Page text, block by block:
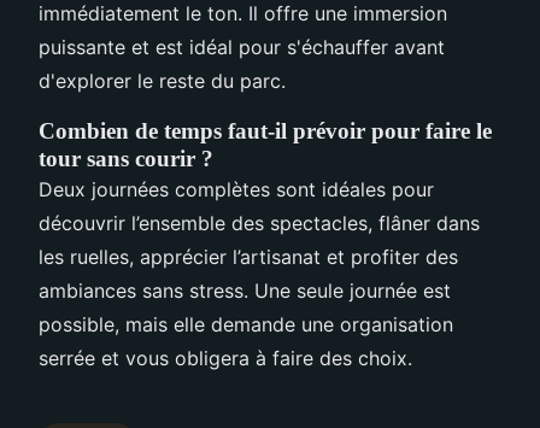
immédiatement le ton. Il offre une immersion
puissante et est idéal pour s'échauffer avant
d'explorer le reste du parc.
Combien de temps faut-il prévoir pour faire le
tour sans courir ?
Deux journées complètes sont idéales pour
découvrir l’ensemble des spectacles, flâner dans
les ruelles, apprécier l’artisanat et profiter des
ambiances sans stress. Une seule journée est
possible, mais elle demande une organisation
serrée et vous obligera à faire des choix.